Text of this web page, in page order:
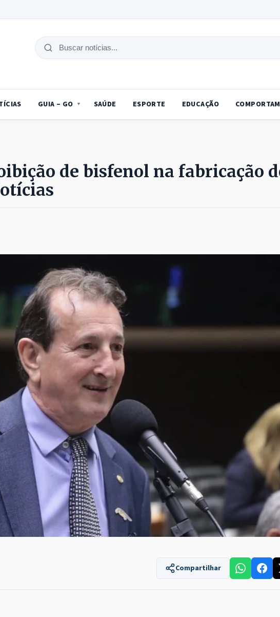
Buscar
GUIA – GO SAÚDE ESPORTE EDUCAÇÃO
de bisfenol na fabricação
Compartilhar